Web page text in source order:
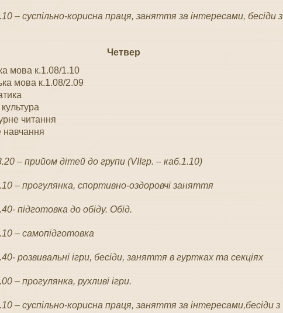
– суспільно-корисна праця, заняття за інтересами, бесіди з
Четвер
мова к.1.08/1.10
мова к.1.08/2.09
читання
навчання
– прийом дітей до групи (VIIгр. – каб.1.10)
– прогулянка, спортивно-оздоровчі заняття
підготовка до обіду. Обід.
– самопідготовка
розвивальні ігри, бесіди, заняття в гуртках та секціях
– прогулянка, рухливі ігри.
– суспільно-корисна праця, заняття за інтересами,бесіди з